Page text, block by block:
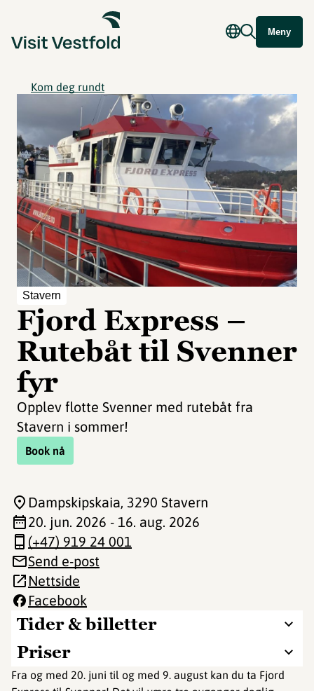
Meny
Kom deg rundt
Stavern
Fjord Express –
Rutebåt til Svenner
fyr
Opplev flotte Svenner med rutebåt fra
Stavern i sommer!
Book nå
Tider & billetter
Priser
Fra og med 20. juni til og med 9. august kan du ta Fjord
Dampskipskaia, 3290 Stavern
20. jun. 2026 - 16. aug. 2026
(+47) 919 24 001
Send e-post
Nettside
Facebook